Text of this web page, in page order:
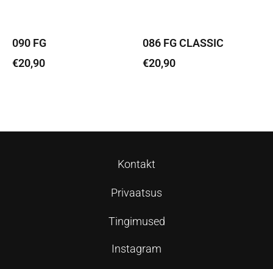
090 FG
€20,90
086 FG CLASSIC
€20,90
Kontakt
Privaatsus
Tingimused
Instagram